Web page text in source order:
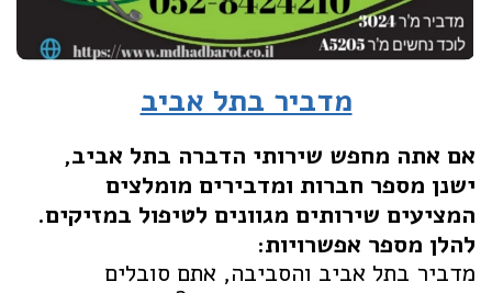
מדביר בתל אביב
אם אתה מחפש שירותי הדברה בתל אביב,
ישנן מספר חברות ומדבירים מומלצים
המציעים שירותים מגוונים לטיפול במזיקים.
להלן מספר אפשרויות:
מדביר בתל אביב והסביבה, אתם סובלים